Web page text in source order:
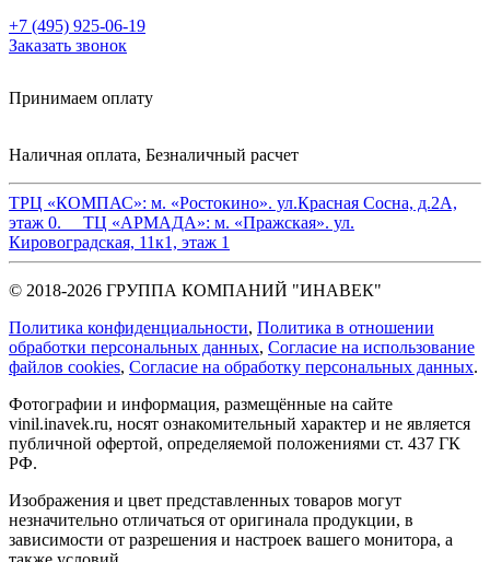
+7 (495) 925-06-19
Заказать звонок
Принимаем оплату
Наличная оплата, Безналичный расчет
ТРЦ «КОМПАС»: м. «Ростокино». ул.Красная Сосна, д.2А,
этаж 0. ТЦ «АРМАДА»: м. «Пражская». ул.
Кировоградская, 11к1, этаж 1
© 2018-2026 ГРУППА КОМПАНИЙ "ИНАВЕК"
Политика конфиденциальности, Политика в отношении
обработки персональных данных, Cогласие на использование
файлов cookies, Согласие на обработку персональных данных.
Фотографии и информация, размещённые на сайте
vinil.inavek.ru, носят ознакомительный характер и не является
публичной офертой, определяемой положениями ст. 437 ГК
РФ.
Изображения и цвет представленных товаров могут
незначительно отличаться от оригинала продукции, в
зависимости от разрешения и настроек вашего монитора, а